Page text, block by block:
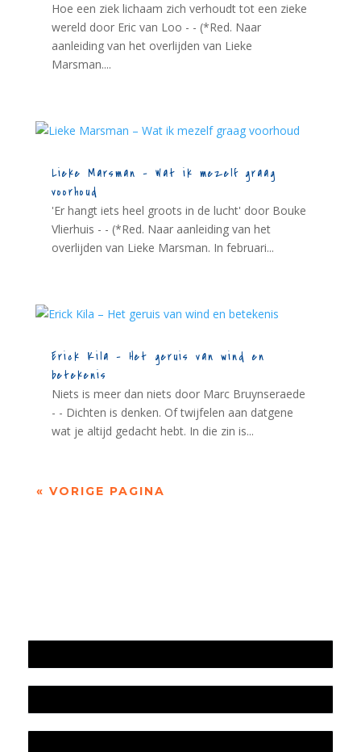
Hoe een ziek lichaam zich verhoudt tot een zieke
wereld door Eric van Loo - - (*Red. Naar
aanleiding van het overlijden van Lieke
Marsman....
Lieke Marsman – Wat ik mezelf graag
voorhoud
'Er hangt iets heel groots in de lucht' door Bouke
Vlierhuis - - (*Red. Naar aanleiding van het
overlijden van Lieke Marsman. In februari...
Erick Kila – Het geruis van wind en
betekenis
Niets is meer dan niets door Marc Bruynseraede
- - Dichten is denken. Of twijfelen aan datgene
wat je altijd gedacht hebt. In die zin is...
« VORIGE PAGINA